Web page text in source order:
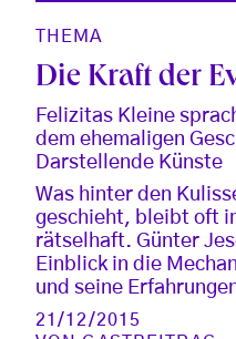
THEMA
Die Kraft der
Felizitas Kleine
dem ehemaligen
Darstellende Künste
Was hinter den
geschieht, bleibt oft
rätselhaft. Günter
Einblick in die
und seine
21/12/2015